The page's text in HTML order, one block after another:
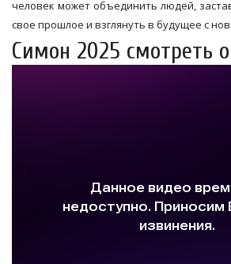
человек может объединить людей,
свое прошлое и взглянуть в будущее с
Симон 2025 смотреть